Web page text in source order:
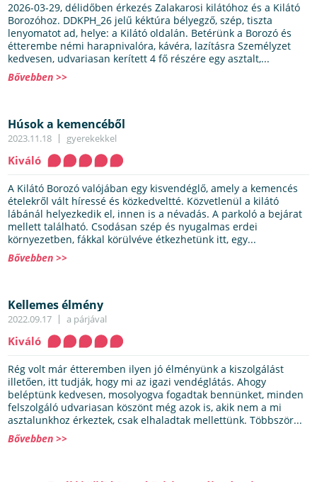
2026-03-29, délidőben érkezés Zalakarosi kilátóhoz és a Kilátó
Borozóhoz. DDKPH_26 jelű kéktúra bélyegző, szép, tiszta
lenyomatot ad, helye: a Kilátó oldalán. Betérünk a Borozó és
étterembe némi harapnivalóra, kávéra, lazításra Személyzet
kedvesen, udvariasan kerített 4 fő részére egy asztalt,...
Bővebben >>
Húsok a kemencéből
2023.11.18 gyerekekkel
Kiváló
A Kilátó Borozó valójában egy kisvendéglő, amely a kemencés
ételekről vált híressé és közkedveltté. Közvetlenül a kilátó
lábánál helyezkedik el, innen is a névadás. A parkoló a bejárat
mellett található. Csodásan szép és nyugalmas erdei
környezetben, fákkal körülvéve étkezhetünk itt, egy...
Bővebben >>
Kellemes élmény
2022.09.17 a párjával
Kiváló
Rég volt már étteremben ilyen jó élményünk a kiszolgálást
illetően, itt tudják, hogy mi az igazi vendéglátás. Ahogy
beléptünk kedvesen, mosolyogva fogadtak bennünket, minden
felszolgáló udvariasan köszönt még azok is, akik nem a mi
asztalunkhoz érkeztek, csak elhaladtak mellettünk. Többször...
Bővebben >>